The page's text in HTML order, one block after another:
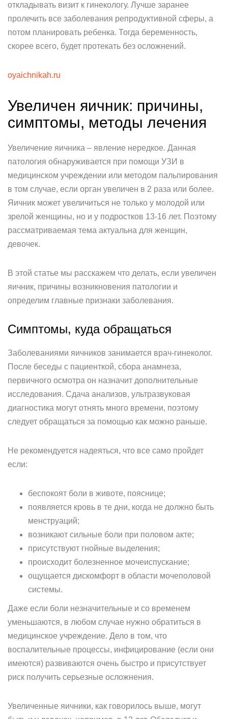
откладывать визит к гинекологу. Лучше заранее
пролечить все заболевания репродуктивной сферы, а
потом планировать ребенка. Тогда беременность,
скорее всего, будет протекать без осложнений.
oyaichnikah.ru
Увеличен яичник: причины,
симптомы, методы лечения
Увеличение яичника – явление нередкое. Данная
патология обнаруживается при помощи УЗИ в
медицинском учреждении или методом пальпирования
в том случае, если орган увеличен в 2 раза или более.
Яичник может увеличиться не только у молодой или
зрелой женщины, но и у подростков 13-16 лет. Поэтому
рассматриваемая тема актуальна для женщин,
девочек.
В этой статье мы расскажем что делать, если увеличен
яичник, причины возникновения патологии и
определим главные признаки заболевания.
Симптомы, куда обращаться
Заболеваниями яичников занимается врач-гинеколог.
После беседы с пациенткой, сбора анамнеза,
первичного осмотра он назначит дополнительные
исследования. Сдача анализов, ультразвуковая
диагностика могут отнять много времени, поэтому
следует обращаться за помощью как можно раньше.
Не рекомендуется надеяться, что все само пройдет
если:
беспокоят боли в животе, пояснице;
появляется кровь в те дни, когда не должно быть
менструаций;
возникают сильные боли при половом акте;
присутствуют гнойные выделения;
происходит болезненное мочеиспускание;
ощущается дискомфорт в области мочеполовой
системы.
Даже если боли незначительные и со временем
уменьшаются, в любом случае нужно обратиться в
медицинское учреждение. Дело в том, что
воспалительные процессы, инфицирование (если они
имеются) развиваются очень быстро и присутствует
риск получить серьезные осложнения.
Увеличенные яичники, как говорилось выше, могут